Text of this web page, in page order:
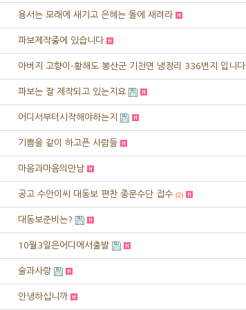
용서는 모래에 새기고 은혜는 돌에 새려라
파보제작중에 있습니다
아버지 고향이-황해도 봉산군 기천면 냉정리 336번지 입니다
파보는 잘 제작되고 있는지요
어디서부터시작해야하는지
기쁨을 같이 하고픈 사람들
마음과마음의만남
공고 수안이씨 대동보 편찬 종문수단 접수 (2)
대동보준비는?
10월3일은어디에서출발
술과사랑
안녕하십니까